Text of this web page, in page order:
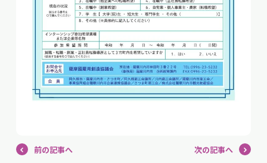
前の記事へ 次の記事へ